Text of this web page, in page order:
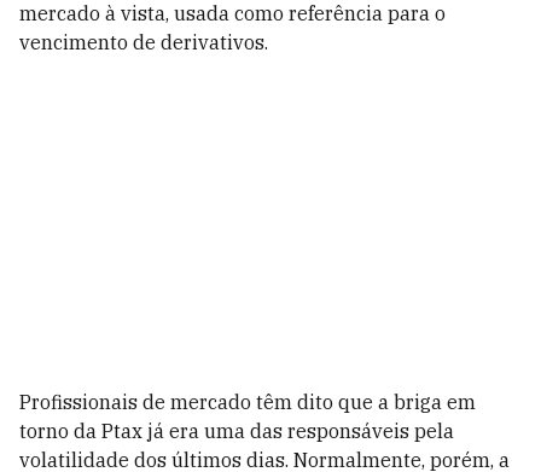
mercado à vista, usada como referência para o
vencimento de derivativos.
Profissionais de mercado têm dito que a briga em
torno da Ptax já era uma das responsáveis pela
volatilidade dos últimos dias. Normalmente, porém, a